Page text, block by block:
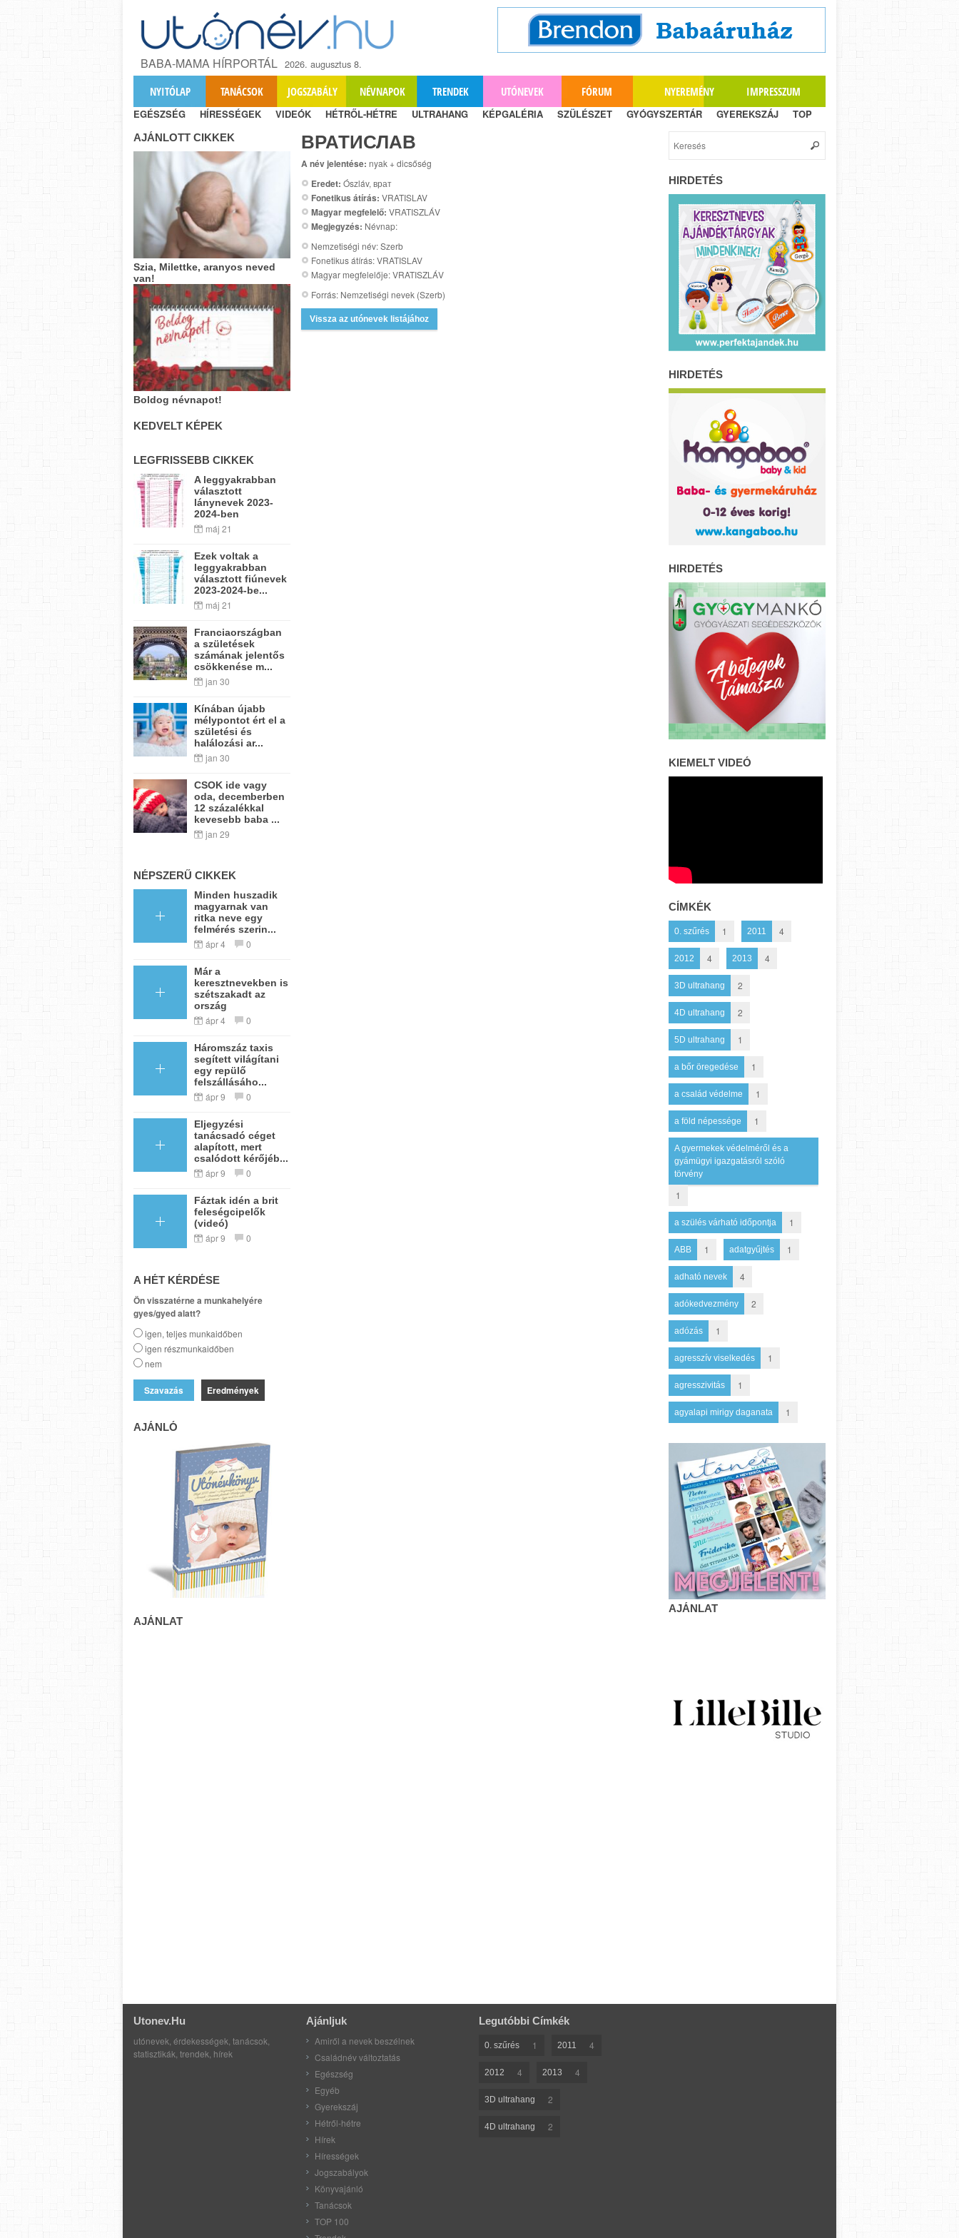
BABA-MAMA HÍRPORTÁL 2026. augusztus 8.
NYITÓLAP TANÁCSOK JOGSZABÁLY NÉVNAPOK TRENDEK UTÓNEVEK FÓRUM NYEREMÉNY IMPRESSZUM
EGÉSZSÉG HÍRESSÉGEK VIDEÓK HÉTRŐL-HÉTRE ULTRAHANG KÉPGALÉRIA SZÜLÉSZET GYÓGYSZERTÁR GYEREKSZÁJ TOP
ВРАТИСЛАВ
A név jelentése: nyak + dicsőség
Eredet: Ószláv, врат
Fonetikus átírás: VRATISLAV
Magyar megfelelő: VRATISZLÁV
Megjegyzés: Névnap:
Nemzetiségi név: Szerb
Fonetikus átírás: VRATISLAV
Magyar megfelelője: VRATISZLÁV
Forrás: Nemzetiségi nevek (Szerb)
Vissza az utónevek listájához
AJÁNLOTT CIKKEK
Szia, Milettke, aranyos neved
van!
Boldog névnapot!
KEDVELT KÉPEK
LEGFRISSEBB CIKKEK
A leggyakrabban
választott
lánynevek 2023-
2024-ben
máj 21
Ezek voltak a
leggyakrabban
választott fiúnevek
2023-2024-be...
máj 21
Franciaországban
a születések
számának jelentős
csökkenése m...
jan 30
Kínában újabb
mélypontot ért el a
születési és
halálozási ar...
jan 30
CSOK ide vagy
oda, decemberben
12 százalékkal
kevesebb baba ...
jan 29
NÉPSZERŰ CIKKEK
Minden huszadik
magyarnak van
ritka neve egy
felmérés szerin...
ápr 4 0
Már a
keresztnevekben is
szétszakadt az
ország
ápr 4 0
Háromszáz taxis
segített világítani
egy repülő
felszállásáho...
ápr 9 0
Eljegyzési
tanácsadó céget
alapított, mert
csalódott kérőjéb...
ápr 9 0
Fáztak idén a brit
feleségcipelők
(videó)
ápr 9 0
A HÉT KÉRDÉSE
Ön visszatérne a munkahelyére
gyes/gyed alatt?
igen, teljes munkaidőben
igen részmunkaidőben
nem
Eredmények
AJÁNLÓ
AJÁNLAT
HIRDETÉS
HIRDETÉS
HIRDETÉS
KIEMELT VIDEÓ
CÍMKÉK
0. szűrés 1 2011 4
2012 4 2013 4
3D ultrahang 2
4D ultrahang 2
5D ultrahang 1
a bőr öregedése 1
a család védelme 1
a föld népessége 1
A gyermekek védelméről és a
gyámügyi igazgatásról szóló
törvény
1
a szülés várható időpontja 1
ABB 1 adatgyűjtés 1
adható nevek 4
adókedvezmény 2
adózás 1
agresszív viselkedés 1
agresszivitás 1
agyalapi mirigy daganata 1
AJÁNLAT
Utonev.hu
utónevek, érdekességek, tanácsok,
statisztikák, trendek, hírek
Ajánljuk
Amiről a nevek beszélnek
Családnév változtatás
Egészség
Egyéb
Gyerekszáj
Hétről-hétre
Hírek
Hírességek
Jogszabályok
Könyvajánló
Tanácsok
TOP 100
Legutóbbi Címkék
0. szűrés 1 2011 4
2012 4 2013 4
3D ultrahang 2
4D ultrahang 2